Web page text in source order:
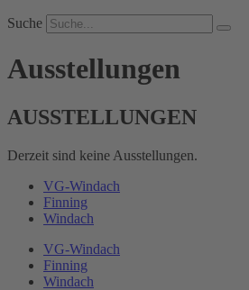
Suche
Ausstellungen
AUSSTELLUNGEN
Derzeit sind keine Ausstellungen.
VG-Windach
Finning
Windach
VG-Windach
Finning
Windach